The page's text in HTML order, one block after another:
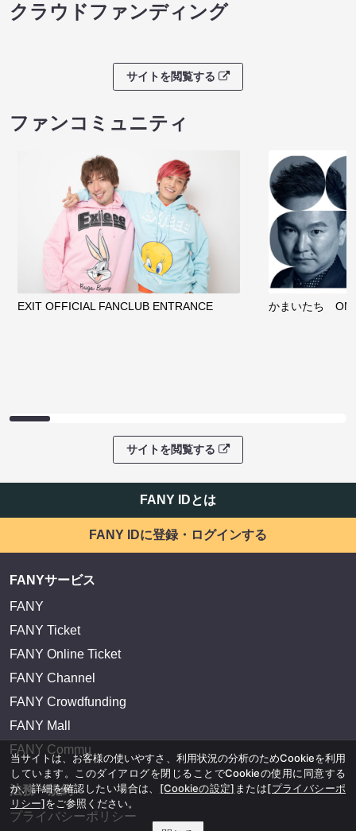
クラウドファンディング
サイトを閲覧する
ファンコミュニティ
EXIT OFFICIAL FANCLUB ENTRANCE かまいたち
サイトを閲覧する
FANY IDとは
FANY IDに登録・ログインする
FANYサービス
FANY
FANY Ticket
FANY Online Ticket
FANY Channel
FANY Crowdfunding
FANY Mall
FANY Commu
法務・規約
プライバシーポリシー
当サイトは、お客様の使いやすさ、利用状況の分析のためCookieを利用
しています。このダイアログを閉じることでCookieの使用に同意する
か、詳細を確認したい場合は、 [Cookieの設定] または[プライバシーポ
リシー]をご参照ください。